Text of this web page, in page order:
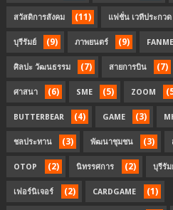
สวัสดิการสังคม (11) แฟชั่น เวทีประกวด
บุรีรัมย์ (9) ภาพยนตร์ (9)
ศิลปะ วัฒนธรรม (7) สายการบิน (7)
ศาสนา (6) SME (5) ZOOM
BUTTERBEAR (4) GAME (3)
ชลประทาน (3) พัฒนาชุมชน (3)
OTOP (2) นิทรรศการ (2) บุรีรัม
เฟอร์นิเจอร์ (2) CARDGAME (1)